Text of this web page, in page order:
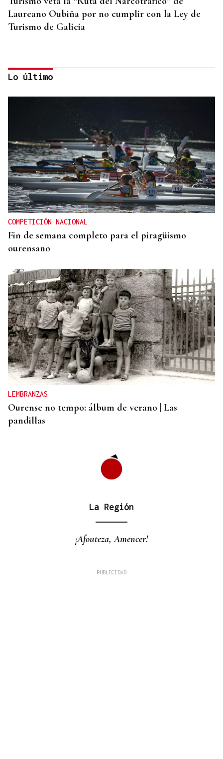
Laureano Oubiña por no cumplir con la Ley de
Turismo de Galicia
PLANIFICAR CON ANTELACIÓN
Las compañías de autobuses recomiendan
adelantar los desplazamientos para evitar
saturaciones el día del eclipse
Lo último
COMPETICIÓN NACIONAL
Fin de semana completo para el piragüismo
ourensano
LEMBRANZAS
Ourense no tempo: álbum de verano | Las
pandillas
La Región
¡Afouteza, Amencer!